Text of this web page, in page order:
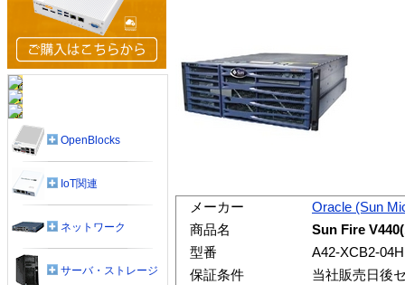
メーカー
Oracle (Sun
商品名
Sun Fire
型番
A42-XCB2-
保証条件
当社販売日後
OpenBlocks
IoT関連
ネットワーク
サーバ・ストレージ